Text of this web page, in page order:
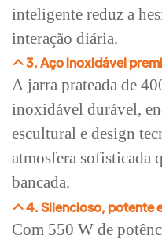
inteligente reduz a
interação diária.
3. Aço inoxidável
A jarra prateada de
inoxidável durável,
escultural e design
atmosfera sofisticada
bancada.
4. Silencioso, potente
Com 550 W de